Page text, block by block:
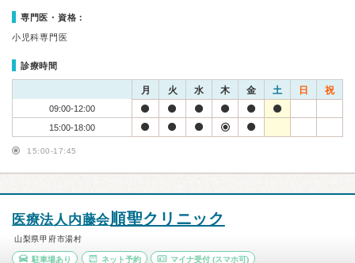
専門医・資格：
小児科専門医
診療時間
月 火 水 木 金 土 日 祝
09:00-12:00
15:00-18:00
15:00-17:45
医療法人内藤会順聖クリニック
山梨県甲府市湯村
駐車場あり ネット予約 マイナ受付 (スマホ可)